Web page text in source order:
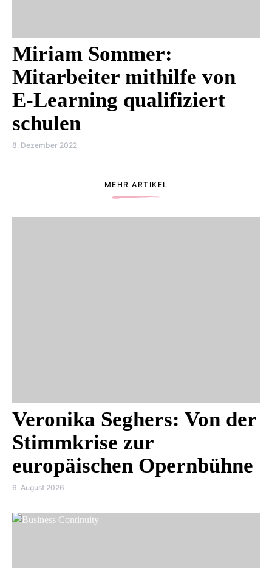
Miriam Sommer:
Mitarbeiter mithilfe von
E-Learning qualifiziert
schulen
8. Dezember 2022
MEHR ARTIKEL
Veronika Seghers: Von der
Stimmkrise zur
europäischen Opernbühne
6. August 2026